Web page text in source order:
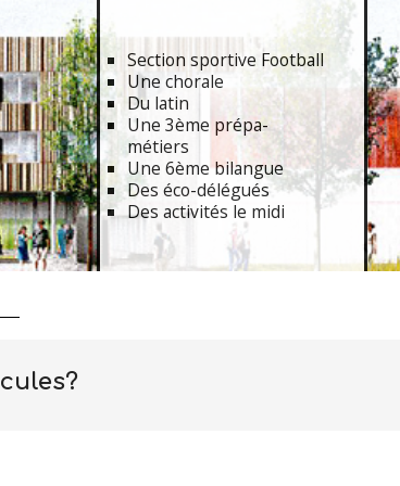
Section sportive Football
Une chorale
Du latin
Une 3ème prépa-
métiers
Une 6ème bilangue
Des éco-délégués
Des activités le midi